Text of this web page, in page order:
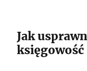
Jak
księgowość